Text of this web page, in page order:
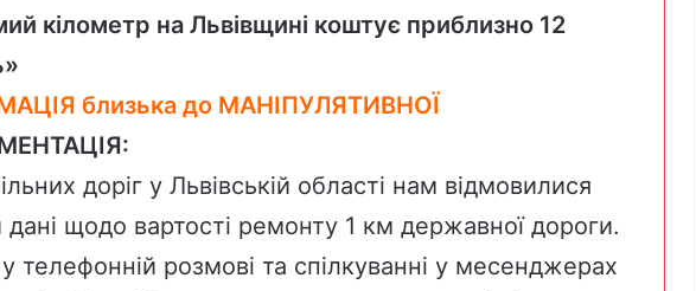
кілометр на Львівщині коштує приблизно 12
близька до МАНІПУЛЯТИВНОЇ
доріг у Львівській області нам відмовилися
дані щодо вартості ремонту 1 км державної дороги.
телефонній розмові та спілкуванні у месенджерах